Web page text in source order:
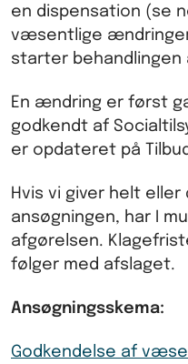
en dispensation (se
væsentlige
starter behandlingen
En ændring er først
godkendt af
er opdateret på
Hvis vi giver helt
ansøgningen, har I
afgørelsen.
følger med afslaget.
Ansøgningsskema:
Godkendelse af